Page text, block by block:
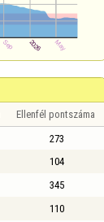
Ellenfél pontszáma
273
104
345
110